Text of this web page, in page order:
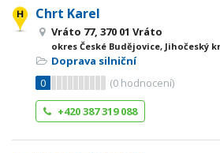
Chrt Karel
Vráto 77, 370 01 Vráto
okres České Budějovice, Jihočeský
Doprava silniční
0
(0 hodnocení)
+420 387 319 088